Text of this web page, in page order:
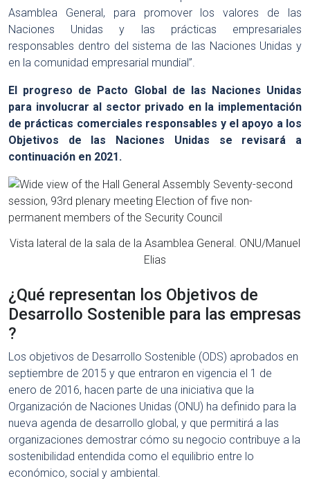
Asamblea General, para promover los valores de las
Naciones Unidas y las prácticas empresariales
responsables dentro del sistema de las Naciones Unidas y
en la comunidad empresarial mundial”.
El progreso de Pacto Global de las Naciones Unidas
para involucrar al sector privado en la implementación
de prácticas comerciales responsables y el apoyo a los
Objetivos de las Naciones Unidas se revisará a
continuación en 2021.
Vista lateral de la sala de la Asamblea General. ONU/Manuel
Elias
¿Qué representan los Objetivos de
Desarrollo Sostenible para las empresas
?
Los objetivos de Desarrollo Sostenible (ODS) aprobados en
septiembre de 2015 y que entraron en vigencia el 1 de
enero de 2016, hacen parte de una iniciativa que la
Organización de Naciones Unidas (ONU) ha definido para la
nueva agenda de desarrollo global, y que permitirá a las
organizaciones demostrar cómo su negocio contribuye a la
sostenibilidad entendida como el equilibrio entre lo
económico, social y ambiental.